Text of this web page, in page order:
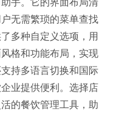
无需繁琐的菜单查找
多种自定义选项，用
格和功能布局，实现
持多语言切换和国际
业提供便利。选择店
的餐饮管理工具，助